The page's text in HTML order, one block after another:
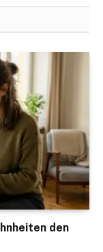
den